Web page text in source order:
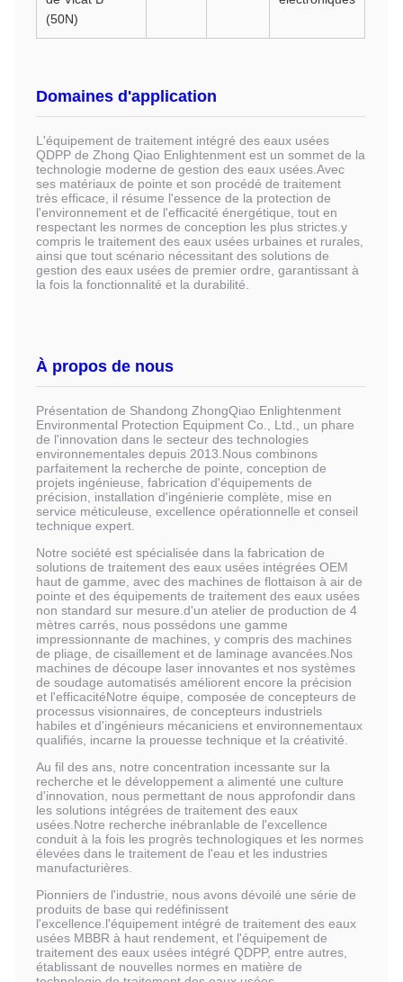
(50N)
Domaines d'application
L'équipement de traitement intégré des eaux usées
QDPP de Zhong Qiao Enlightenment est un sommet de la
technologie moderne de gestion des eaux usées.Avec
ses matériaux de pointe et son procédé de traitement
très efficace, il résume l'essence de la protection de
l'environnement et de l'efficacité énergétique, tout en
respectant les normes de conception les plus strictes.y
compris le traitement des eaux usées urbaines et rurales,
ainsi que tout scénario nécessitant des solutions de
gestion des eaux usées de premier ordre, garantissant à
la fois la fonctionnalité et la durabilité.
À propos de nous
Présentation de Shandong ZhongQiao Enlightenment
Environmental Protection Equipment Co., Ltd., un phare
de l'innovation dans le secteur des technologies
environnementales depuis 2013.Nous combinons
parfaitement la recherche de pointe, conception de
projets ingénieuse, fabrication d'équipements de
précision, installation d'ingénierie complète, mise en
service méticuleuse, excellence opérationnelle et conseil
technique expert.
Notre société est spécialisée dans la fabrication de
solutions de traitement des eaux usées intégrées OEM
haut de gamme, avec des machines de flottaison à air de
pointe et des équipements de traitement des eaux usées
non standard sur mesure.d'un atelier de production de 4
mètres carrés, nous possédons une gamme
impressionnante de machines, y compris des machines
de pliage, de cisaillement et de laminage avancées.Nos
machines de découpe laser innovantes et nos systèmes
de soudage automatisés améliorent encore la précision
et l'efficacitéNotre équipe, composée de concepteurs de
processus visionnaires, de concepteurs industriels
habiles et d'ingénieurs mécaniciens et environnementaux
qualifiés, incarne la prouesse technique et la créativité.
Au fil des ans, notre concentration incessante sur la
recherche et le développement a alimenté une culture
d'innovation, nous permettant de nous approfondir dans
les solutions intégrées de traitement des eaux
usées.Notre recherche inébranlable de l'excellence
conduit à la fois les progrès technologiques et les normes
élevées dans le traitement de l'eau et les industries
manufacturières.
Pionniers de l'industrie, nous avons dévoilé une série de
produits de base qui redéfinissent
l'excellence.l'équipement intégré de traitement des eaux
usées MBBR à haut rendement, et l'équipement de
traitement des eaux usées intégré QDPP, entre autres,
établissant de nouvelles normes en matière de